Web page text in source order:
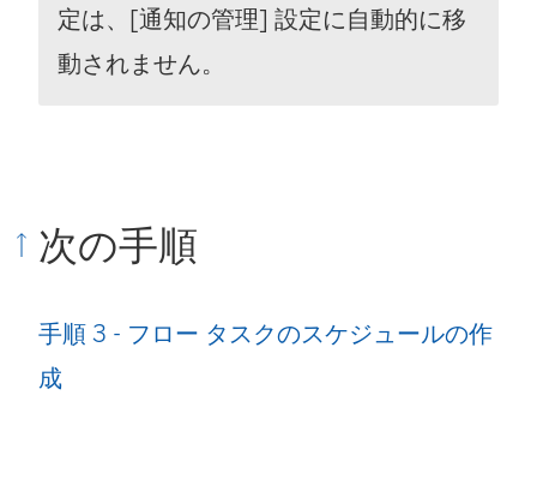
定は、[通知の管理] 設定に自動的に移
動されません。
次の手順
手順 3 - フロー タスクのスケジュールの作
成